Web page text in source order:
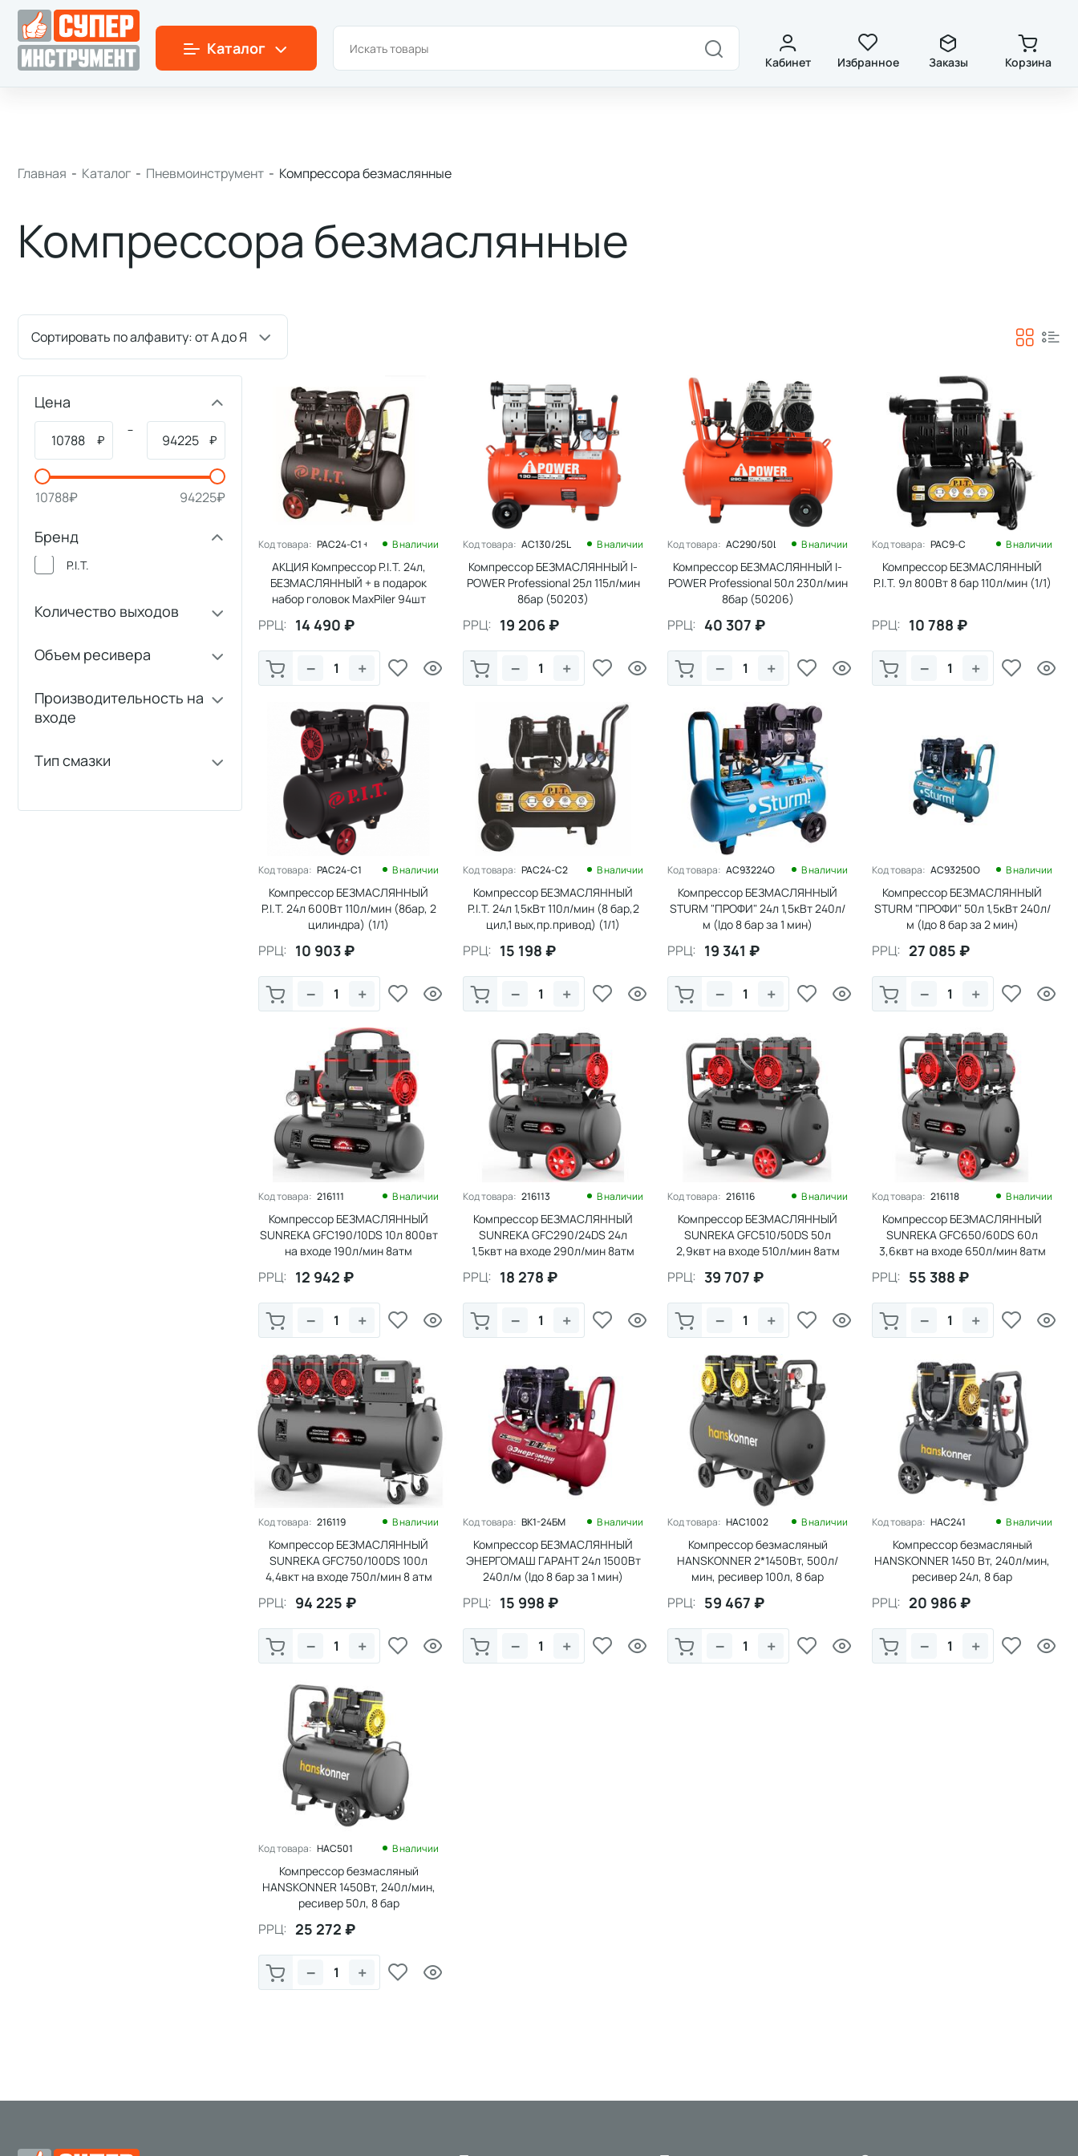
Симферополь
Каталог
Кабинет Избранное Заказы Корзина
Главная - Каталог - Пневмоинструмент - Компрессора безмаслянные
Цена
₽
–
₽
10788₽ 94225₽
Бренд
P.I.T.
Количество выходов
Объем ресивера
Производительность на
входе
Тип смазки
Компрессора безмаслянные
Сортировать по алфавиту: от А до Я
Код товара: PAC24-C1 + MXT-94-SET
В наличии
АКЦИЯ Компрессор P.I.T. 24л,
БЕЗМАСЛЯННЫЙ + в подарок
набор головок MaxPiler 94шт
РРЦ: 14 490 ₽
+
−
Код товара: AC130/25LF В наличии
Компрессор БЕЗМАСЛЯННЫЙ I-
POWER Professional 25л 115л/мин
8бар (50203)
РРЦ: 19 206₽
+
−
Код товара: AC290/50LF В наличии
Компрессор БЕЗМАСЛЯННЫЙ I-
POWER Professional 50л 230л/мин
8бар (50206)
РРЦ: 40 307 ₽
+
−
Код товара: PAC9-C В наличии
Компрессор БЕЗМАСЛЯННЫЙ
P.I.T. 9л 800Вт 8 бар 110л/мин (1/1)
РРЦ: 10 788 ₽
+
−
Код товара: PAC24-C1 В наличии
Компрессор БЕЗМАСЛЯННЫЙ
P.I.T. 24л 600Вт 110л/мин (8бар, 2
цилиндра) (1/1)
РРЦ: 10 903₽
+
−
Код товара: PAC24-C2 В наличии
Компрессор БЕЗМАСЛЯННЫЙ
P.I.T. 24л 1,5кВт 110л/мин (8 бар,2
цил,1 вых,пр.привод) (1/1)
РРЦ: 15 198 ₽
+
−
Код товара: AC93224OL В наличии
Компрессор БЕЗМАСЛЯННЫЙ
STURM "ПРОФИ" 24л 1,5кВт 240л/
м (lдо 8 бар за 1 мин)
РРЦ: 19 341 ₽
+
−
Код товара: AC93250OL В наличии
Компрессор БЕЗМАСЛЯННЫЙ
STURM "ПРОФИ" 50л 1,5кВт 240л/
м (lдо 8 бар за 2 мин)
РРЦ: 27 085 ₽
+
−
Код товара: 216111 В наличии
Компрессор БЕЗМАСЛЯННЫЙ
SUNREKA GFC190/10DS 10л 800вт
на входе 190л/мин 8атм
РРЦ: 12 942 ₽
+
−
Код товара: 216113 В наличии
Компрессор БЕЗМАСЛЯННЫЙ
SUNREKA GFC290/24DS 24л
1,5квт на входе 290л/мин 8атм
РРЦ: 18 278 ₽
+
−
Код товара: 216116 В наличии
Компрессор БЕЗМАСЛЯННЫЙ
SUNREKA GFC510/50DS 50л
2,9квт на входе 510л/мин 8атм
РРЦ: 39 707 ₽
+
−
Код товара: 216118 В наличии
Компрессор БЕЗМАСЛЯННЫЙ
SUNREKA GFC650/60DS 60л
3,6квт на входе 650л/мин 8атм
РРЦ: 55 388 ₽
+
−
Код товара: 216119 В наличии
Компрессор БЕЗМАСЛЯННЫЙ
SUNREKA GFC750/100DS 100л
4,4вкт на входе 750л/мин 8 атм
РРЦ: 94 225 ₽
+
−
Код товара: ВК1-24БМ В наличии
Компрессор БЕЗМАСЛЯННЫЙ
ЭНЕРГОМАШ ГАРАНТ 24л 1500Вт
240л/м (lдо 8 бар за 1 мин)
РРЦ: 15 998 ₽
+
−
Код товара: HAC1002 В наличии
Компрессор безмасляный
HANSKONNER 2*1450Вт, 500л/
мин, ресивер 100л, 8 бар
РРЦ: 59 467 ₽
+
−
Код товара: HAC241 В наличии
Компрессор безмасляный
HANSKONNER 1450 Вт, 240л/мин,
ресивер 24л, 8 бар
РРЦ: 20 986₽
+
−
Код товара: HAC501 В наличии
Компрессор безмасляный
HANSKONNER 1450Вт, 240л/мин,
ресивер 50л, 8 бар
РРЦ: 25 272 ₽
+
−